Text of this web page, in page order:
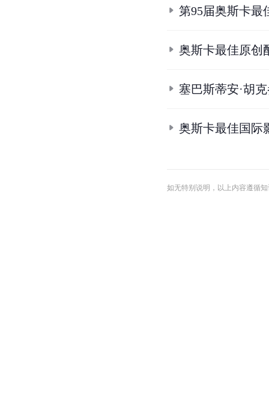
第95届奥斯卡最
奥斯卡最佳原创
塞巴斯蒂安·胡
奥斯卡最佳国际
如无特别说明，以上内容遵循